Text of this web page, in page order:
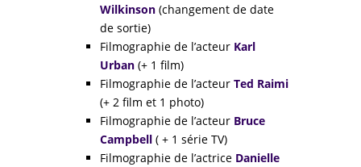
Wilkinson (changement de date
de sortie)
Filmographie de l’acteur Karl
Urban (+ 1 film)
Filmographie de l’acteur Ted Raimi
(+ 2 film et 1 photo)
Filmographie de l’acteur Bruce
Campbell ( + 1 série TV)
Filmographie de l’actrice Danielle